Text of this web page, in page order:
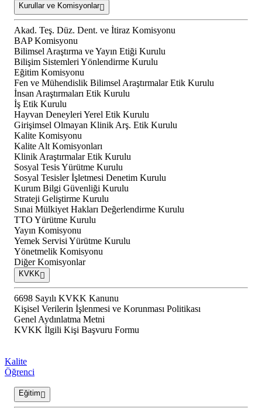
Kurullar ve Komisyonlar
Akad. Teş. Düz. Dent. ve İtiraz Komisyonu
BAP Komisyonu
Bilimsel Araştırma ve Yayın Etiği Kurulu
Bilişim Sistemleri Yönlendirme Kurulu
Eğitim Komisyonu
Fen ve Mühendislik Bilimsel Araştırmalar Etik Kurulu
İnsan Araştırmaları Etik Kurulu
İş Etik Kurulu
Hayvan Deneyleri Yerel Etik Kurulu
Girişimsel Olmayan Klinik Arş. Etik Kurulu
Kalite Komisyonu
Kalite Alt Komisyonları
Klinik Araştırmalar Etik Kurulu
Sosyal Tesis Yürütme Kurulu
Sosyal Tesisler İşletmesi Denetim Kurulu
Kurum Bilgi Güvenliği Kurulu
Strateji Geliştirme Kurulu
Sınai Mülkiyet Hakları Değerlendirme Kurulu
TTO Yürütme Kurulu
Yayın Komisyonu
Yemek Servisi Yürütme Kurulu
Yönetmelik Komisyonu
Diğer Komisyonlar
KVKK
6698 Sayılı KVKK Kanunu
Kişisel Verilerin İşlenmesi ve Korunması Politikası
Genel Aydınlatma Metni
KVKK İlgili Kişi Başvuru Formu
Kalite
Öğrenci
Eğitim